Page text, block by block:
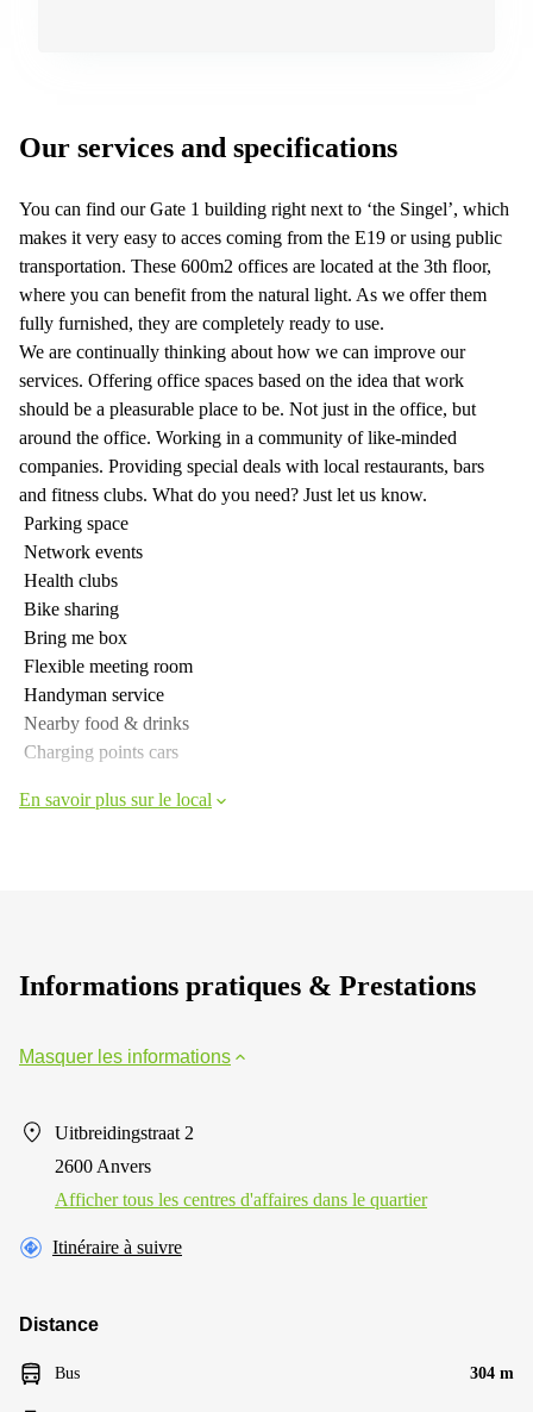
Our services and specifications
You can find our Gate 1 building right next to ‘the Singel’, which
makes it very easy to acces coming from the E19 or using public
transportation. These 600m2 offices are located at the 3th floor,
where you can benefit from the natural light. As we offer them
fully furnished, they are completely ready to use.
We are continually thinking about how we can improve our
services. Offering office spaces based on the idea that work
should be a pleasurable place to be. Not just in the office, but
around the office. Working in a community of like-minded
companies. Providing special deals with local restaurants, bars
and fitness clubs. What do you need? Just let us know.
Parking space
Network events
Health clubs
Bike sharing
Bring me box
Flexible meeting room
Handyman service
Nearby food & drinks
Charging points cars
En savoir plus sur le local
Informations pratiques & Prestations
Masquer les informations
Uitbreidingstraat 2
2600 Anvers
Afficher tous les centres d'affaires dans le quartier
Itinéraire à suivre
Distance
Bus 304 m